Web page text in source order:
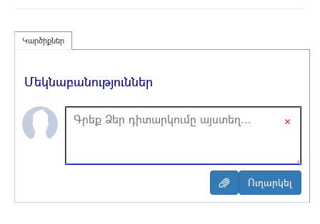
Կարծիքներ
Մեկնաբանություններ
×